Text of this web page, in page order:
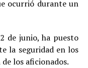
ocurrió durante un
de junio, ha puesto
la seguridad en los
los aficionados.